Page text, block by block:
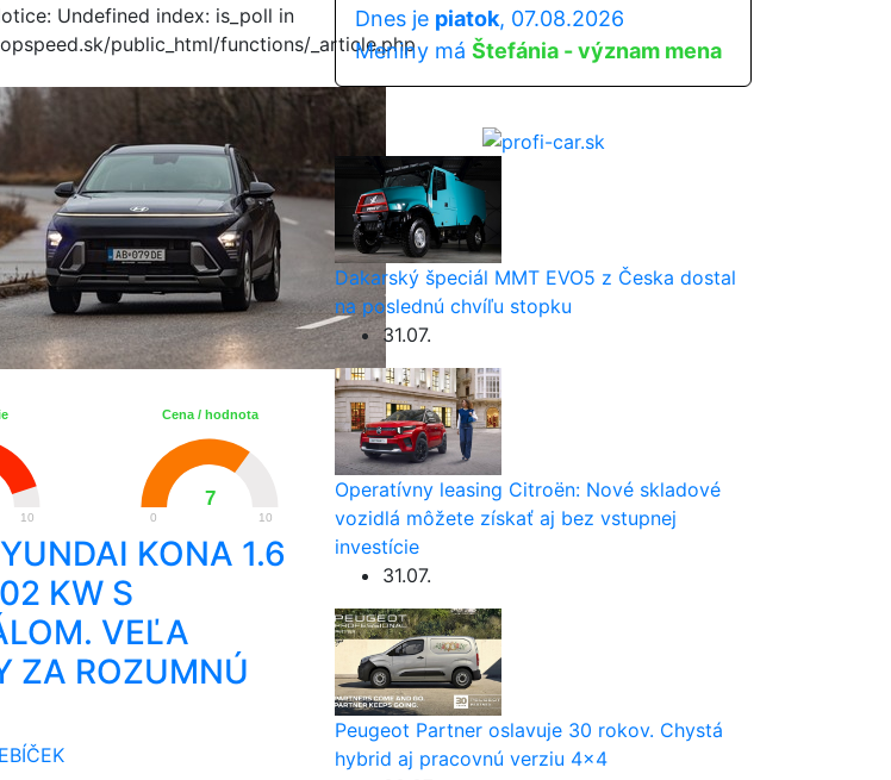
Undefined index: is_poll in
public_html/functions/_article.php
10
Cena / hodnota
7
0 10
KONA 1.6
KW S
VEĽA
ZA ROZUMNÚ
Dnes je piatok, 07.08.2026
Meniny má Štefánia - význam mena
Dakarský špeciál MMT EVO5 z Česka dostal
na poslednú chvíľu stopku
31.07.
Operatívny leasing Citroën: Nové skladové
vozidlá môžete získať aj bez vstupnej
investície
31.07.
Peugeot Partner oslavuje 30 rokov. Chystá
hybrid aj pracovnú verziu 4×4